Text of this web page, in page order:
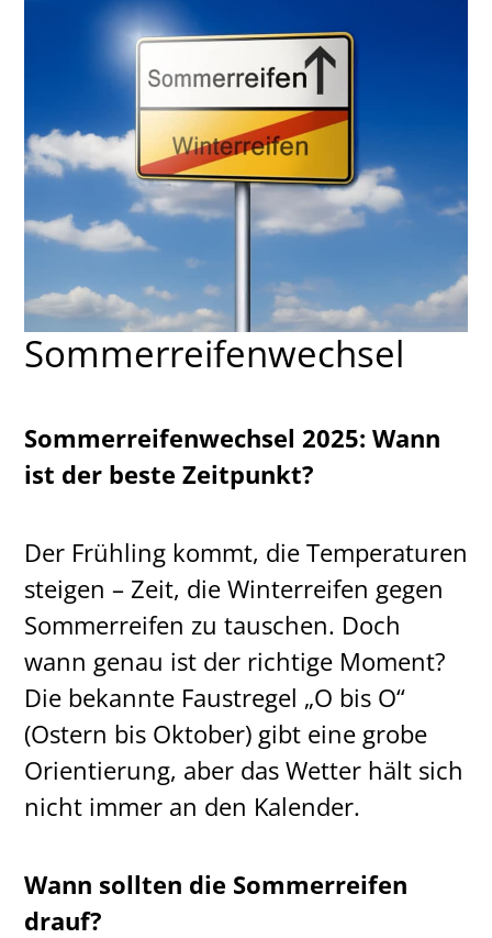
Sommerreifenwechsel
Sommerreifenwechsel 2025: Wann
ist der beste Zeitpunkt?
Der Frühling kommt, die Temperaturen
steigen – Zeit, die Winterreifen gegen
Sommerreifen zu tauschen. Doch
wann genau ist der richtige Moment?
Die bekannte Faustregel „O bis O“
(Ostern bis Oktober) gibt eine grobe
Orientierung, aber das Wetter hält sich
nicht immer an den Kalender.
Wann sollten die Sommerreifen
drauf?